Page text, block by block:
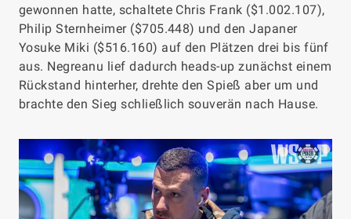
gewonnen hatte, schaltete Chris Frank ($1.002.107),
Philip Sternheimer ($705.448) und den Japaner
Yosuke Miki ($516.160) auf den Plätzen drei bis fünf
aus. Negreanu lief dadurch heads-up zunächst einem
Rückstand hinterher, drehte den Spieß aber um und
brachte den Sieg schließlich souverän nach Hause.